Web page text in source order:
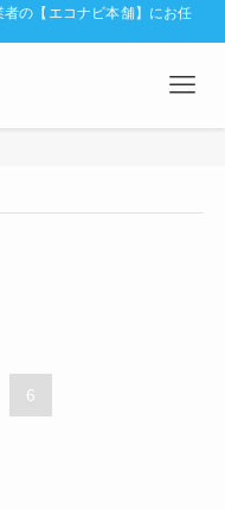
の【エコナビ本舗】にお任
6